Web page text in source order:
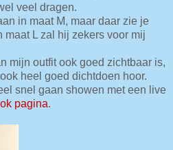
veel dragen.
in maat M, maar daar zie je
maat L zal hij zekers voor mij
mijn outfit ook goed zichtbaar is,
heel goed dichtdoen hoor.
snel gaan showen met een live
pagina.